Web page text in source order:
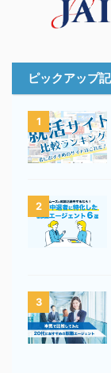
ピックアップ
1
2
3